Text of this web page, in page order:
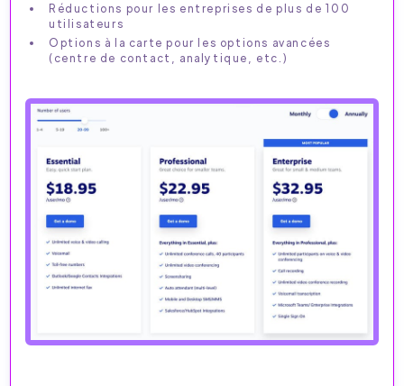
Réductions pour les entreprises de plus de 100
utilisateurs
Options à la carte pour les options avancées
(centre de contact, analytique, etc.)